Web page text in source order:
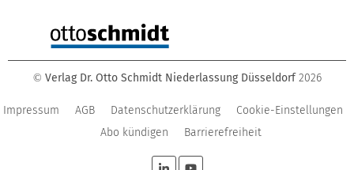
© Verlag Dr. Otto Schmidt Niederlassung Düsseldorf 2026
Impressum AGB Datenschutzerklärung
Cookie-Einstellungen
Abo kündigen
Barrierefreiheit